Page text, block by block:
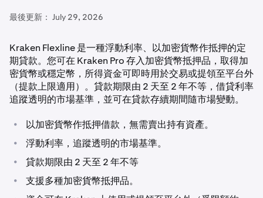
最後更新： July 29, 2026
Kraken Flexline 是一種浮動利率、以加密貨幣作抵押的定
期貸款。您可在 Kraken Pro 存入加密貨幣抵押品，取得加
密貨幣或穩定幣，所得資金可即時用於交易或提領至平台外
（提款上限適用）。貸款期限由 2 天至 2 年不等，借貸利率
追蹤透明的市場基準，並可在貸款存續期間隨市場變動。
• 以加密貨幣作抵押借款，無需賣出持有資產。
• 浮動利率，追蹤透明的市場基準。
• 貸款期限由 2 天至 2 年不等
• 支援多種加密貨幣抵押品。